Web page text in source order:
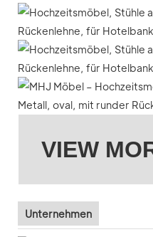
VIEW
Unternehmen